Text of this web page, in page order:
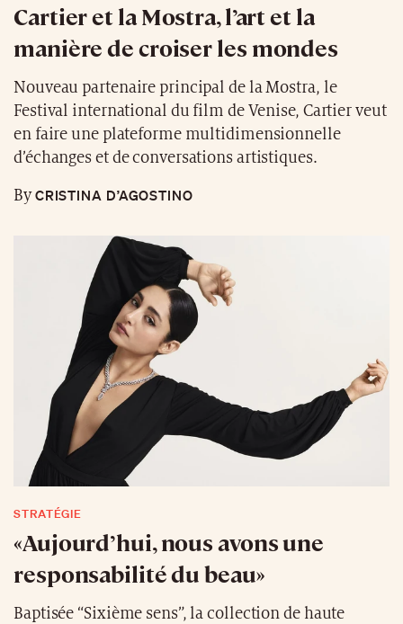
Cartier et la Mostra, l’art et la
manière de croiser les mondes
Nouveau partenaire principal de la Mostra, le
Festival international du film de Venise, Cartier veut
en faire une plateforme multidimensionnelle
d’échanges et de conversations artistiques.
ByCRISTINA D’AGOSTINO
STRATÉGIE
«Aujourd’hui, nous avons une
responsabilité du beau»
Baptisée “Sixième sens”, la collection de haute